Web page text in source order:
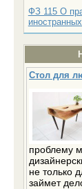
ФЗ 115 О
Стол для
проблему
не только
займет